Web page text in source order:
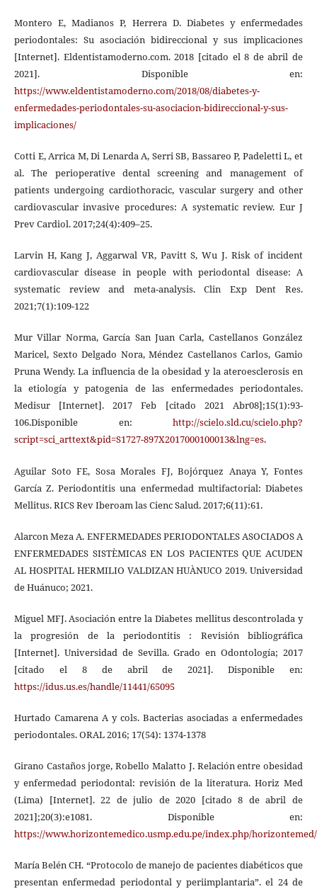
Montero E, Madianos P, Herrera D. Diabetes y enfermedades
periodontales: Su asociación bidireccional y sus implicaciones
[Internet]. Eldentistamoderno.com. 2018 [citado el 8 de abril de
2021]. Disponible en:
https://www.eldentistamoderno.com/2018/08/diabetes-y-
enfermedades-periodontales-su-asociacion-bidireccional-y-sus-
implicaciones/
Cotti E, Arrica M, Di Lenarda A, Serri SB, Bassareo P, Padeletti L, et
al. The perioperative dental screening and management of
patients undergoing cardiothoracic, vascular surgery and other
cardiovascular invasive procedures: A systematic review. Eur J
Prev Cardiol. 2017;24(4):409–25.
Larvin H, Kang J, Aggarwal VR, Pavitt S, Wu J. Risk of incident
cardiovascular disease in people with periodontal disease: A
systematic review and meta-analysis. Clin Exp Dent Res.
2021;7(1):109-122
Mur Villar Norma, García San Juan Carla, Castellanos González
Maricel, Sexto Delgado Nora, Méndez Castellanos Carlos, Gamio
Pruna Wendy. La influencia de la obesidad y la ateroesclerosis en
la etiología y patogenia de las enfermedades periodontales.
Medisur [Internet]. 2017 Feb [citado 2021 Abr08];15(1):93-
106.Disponible en:http://scielo.sld.cu/scielo.php?
script=sci_arttext&pid=S1727-897X2017000100013&lng=es.
Aguilar Soto FE, Sosa Morales FJ, Bojórquez Anaya Y, Fontes
García Z. Periodontitis una enfermedad multifactorial: Diabetes
Mellitus. RICS Rev Iberoam las Cienc Salud. 2017;6(11):61.
Alarcon Meza A. ENFERMEDADES PERIODONTALES ASOCIADOS A
ENFERMEDADES SISTÈMICAS EN LOS PACIENTES QUE ACUDEN
AL HOSPITAL HERMILIO VALDIZAN HUÀNUCO 2019. Universidad
de Huánuco; 2021.
Miguel MFJ. Asociación entre la Diabetes mellitus descontrolada y
la progresión de la periodontitis : Revisión bibliográfica
[Internet]. Universidad de Sevilla. Grado en Odontología; 2017
[citado el 8 de abril de 2021]. Disponible en:
https://idus.us.es/handle/11441/65095
Hurtado Camarena A y cols. Bacterias asociadas a enfermedades
periodontales. ORAL 2016; 17(54): 1374-1378
Girano Castaños jorge, Robello Malatto J. Relación entre obesidad
y enfermedad periodontal: revisión de la literatura. Horiz Med
(Lima) [Internet]. 22 de julio de 2020 [citado 8 de abril de
2021];20(3):e1081. Disponible en:
https://www.horizontemedico.usmp.edu.pe/index.php/
María Belén CH. “Protocolo de manejo de pacientes diabéticos que
presentan enfermedad periodontal y periimplantaria”. el 24 de